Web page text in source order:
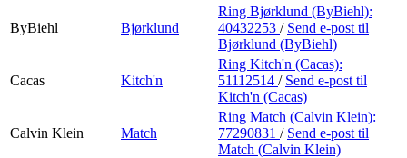
ByBiehl Bjørklund
Ring Bjørklund (ByBiehl):
40432253 / Send e-post til
Bjørklund (ByBiehl)
Cacas Kitch'n
Ring Kitch'n (Cacas):
51112514 / Send e-post til
Kitch'n (Cacas)
Calvin Klein Match
Ring Match (Calvin Klein):
77290831 / Send e-post til
Match (Calvin Klein)